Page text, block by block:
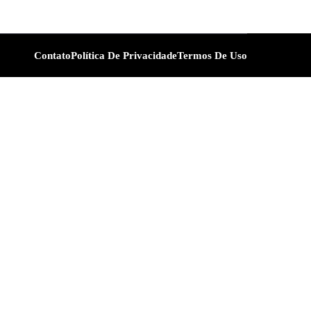
ContatoPolítica De PrivacidadeTermos De Uso